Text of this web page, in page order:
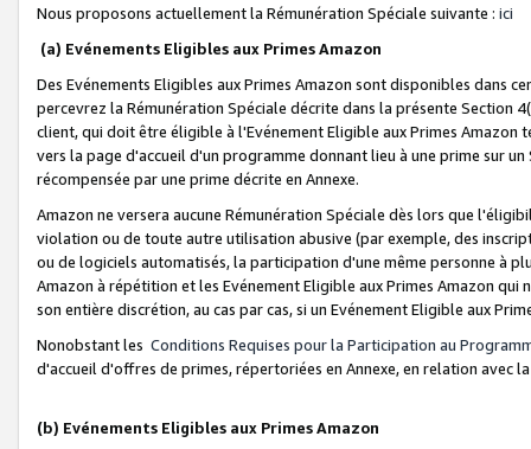
Nous proposons actuellement la Rémunération Spéciale suivante : ici
(a) Evénements Eligibles aux Primes Amazon
Des Evénements Eligibles aux Primes Amazon sont disponibles dans
percevrez la Rémunération Spéciale décrite dans la présente Section
client, qui doit être éligible à l'Evénement Eligible aux Primes Amazon
vers la page d'accueil d'un programme donnant lieu à une prime sur
récompensée par une prime décrite en Annexe.
Amazon ne versera aucune Rémunération Spéciale dès lors que
violation ou de toute autre utilisation abusive (par exemple, des
ou de logiciels automatisés, la participation d'une même personne à
Amazon à répétition et les Evénement Eligible aux Primes Amazon qui
son entière discrétion, au cas par cas, si un Evénement Eligible aux
Nonobstant les Conditions Requises pour la Participation au
d'accueil d'offres de primes, répertoriées en Annexe, en relation avec
(b) Evénements Eligibles aux Primes Amazon